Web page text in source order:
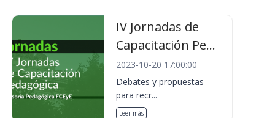
IV Jornadas de
Capacitación Pe...
2023-10-20 17:00:00
Debates y propuestas
para recr...
Leer más